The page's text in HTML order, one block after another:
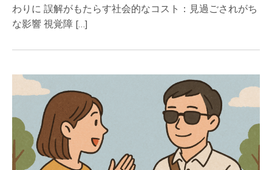
わりに 誤解がもたらす社会的なコスト：見過ごされがち
な影響 視覚障 […]